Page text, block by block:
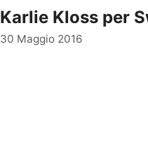
Karlie Kloss per
30 Maggio 2016